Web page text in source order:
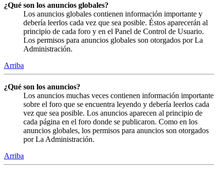
¿Qué son los anuncios globales?
Los anuncios globales contienen información importante y
debería leerlos cada vez que sea posible. Éstos aparecerán al
principio de cada foro y en el Panel de Control de Usuario.
Los permisos para anuncios globales son otorgados por La
Administración.
Arriba
¿Qué son los anuncios?
Los anuncios muchas veces contienen información importante
sobre el foro que se encuentra leyendo y debería leerlos cada
vez que sea posible. Los anuncios aparecen al principio de
cada página en el foro donde se publicaron. Como en los
anuncios globales, los permisos para anuncios son otorgados
por La Administración.
Arriba